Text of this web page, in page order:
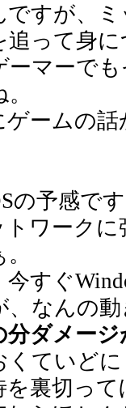
ですが、
追って身
ーマーで
ームの話
の予感で
トワーク
すぐ
、なんの
分ダメー
くていど
を裏切っ